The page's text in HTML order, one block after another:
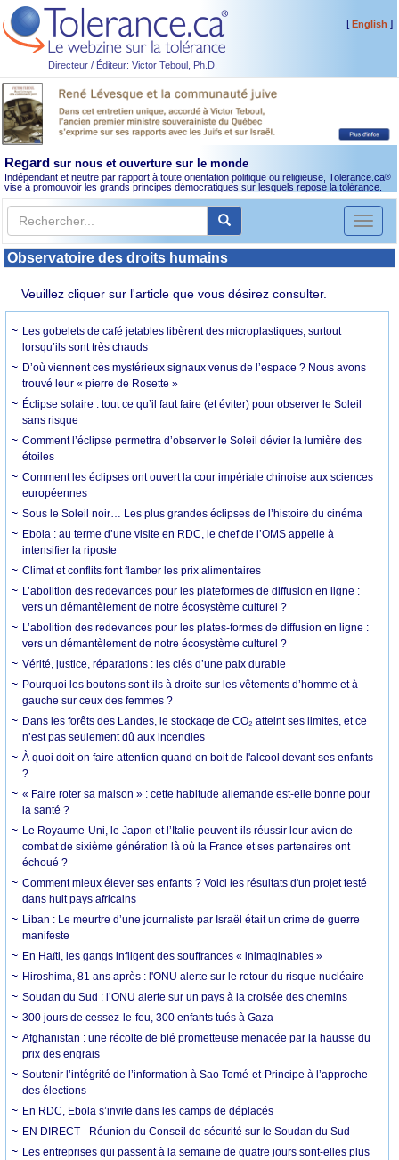
Directeur / Éditeur: Victor Teboul, Ph.D.
[English ]
Regard sur nous et ouverture sur le monde
Indépendant et neutre par rapport à toute orientation politique ou religieuse, Tolerance.ca®
vise à promouvoir les grands principes démocratiques sur lesquels repose la tolérance.
Toggle
Observatoire des droits humains
Veuillez cliquer sur l'article que vous désirez consulter.
Les gobelets de café jetables libèrent des microplastiques, surtout
lorsqu’ils sont très chauds
D’où viennent ces mystérieux signaux venus de l’espace ? Nous avons
trouvé leur « pierre de Rosette »
Éclipse solaire : tout ce qu’il faut faire (et éviter) pour observer le Soleil
sans risque
Comment l’éclipse permettra d’observer le Soleil dévier la lumière des
étoiles
Comment les éclipses ont ouvert la cour impériale chinoise aux sciences
européennes
Sous le Soleil noir… Les plus grandes éclipses de l’histoire du cinéma
Ebola : au terme d’une visite en RDC, le chef de l’OMS appelle à
intensifier la riposte
Climat et conflits font flamber les prix alimentaires
L’abolition des redevances pour les plateformes de diffusion en ligne :
vers un démantèlement de notre écosystème culturel ?
L’abolition des redevances pour les plates-formes de diffusion en ligne :
vers un démantèlement de notre écosystème culturel ?
Vérité, justice, réparations : les clés d’une paix durable
Pourquoi les boutons sont-ils à droite sur les vêtements d’homme et à
gauche sur ceux des femmes ?
Dans les forêts des Landes, le stockage de CO₂ atteint ses limites, et ce
n’est pas seulement dû aux incendies
À quoi doit-on faire attention quand on boit de l'alcool devant ses enfants
?
« Faire roter sa maison » : cette habitude allemande est-elle bonne pour
la santé ?
Le Royaume-Uni, le Japon et l’Italie peuvent-ils réussir leur avion de
combat de sixième génération là où la France et ses partenaires ont
échoué ?
Comment mieux élever ses enfants ? Voici les résultats d'un projet testé
dans huit pays africains
Liban : Le meurtre d’une journaliste par Israël était un crime de guerre
manifeste
En Haïti, les gangs infligent des souffrances « inimaginables »
Hiroshima, 81 ans après : l'ONU alerte sur le retour du risque nucléaire
Soudan du Sud : l’ONU alerte sur un pays à la croisée des chemins
300 jours de cessez-le-feu, 300 enfants tués à Gaza
Afghanistan : une récolte de blé prometteuse menacée par la hausse du
prix des engrais
Soutenir l’intégrité de l’information à Sao Tomé-et-Principe à l’approche
des élections
En RDC, Ebola s’invite dans les camps de déplacés
EN DIRECT - Réunion du Conseil de sécurité sur le Soudan du Sud
Les entreprises qui passent à la semaine de quatre jours sont-elles plus